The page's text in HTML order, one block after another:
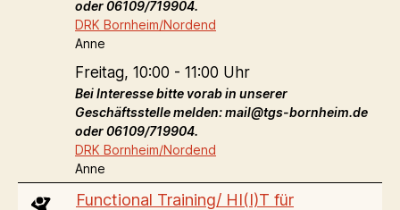
oder 06109/719904.
DRK Bornheim/Nordend
Anne
Freitag, 10:00 - 11:00 Uhr
Bei Interesse bitte vorab in unserer
Geschäftsstelle melden: mail@tgs-bornheim.de
oder 06109/719904.
DRK Bornheim/Nordend
Anne
Functional Training/ HI(I)T für